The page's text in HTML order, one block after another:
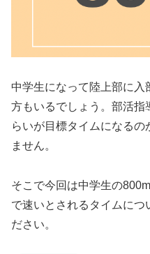
中学生になって陸上部に入
方もいるでしょう。部活指
らいが目標タイムになる
ません。
そこで今回は中学生の
で速いとされるタイムにつ
ださい。